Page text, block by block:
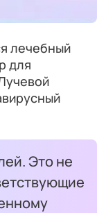
лечебный
для
Это не